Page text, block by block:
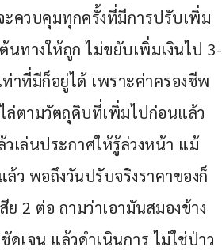
ะควบคุมทุกครั้งที่มีการปรับเพิ่ม
ทางให้ถูก ไม่ขยับเพิ่มเงินไป 3-
าที่มีก็อยู่ได้ เพราะค่าครองชีพ
ล่ตามวัตถุดิบที่เพิ่มไปก่อนแล้ว
เล่นประกาศให้รู้ล่วงหน้า แม้
ว พอถึงวันปรับจริงราคาของก็
2 ต่อ ถามว่าเอามันสมองข้าง
เจน แล้วดำเนินการ ไม่ใช่ป่าว